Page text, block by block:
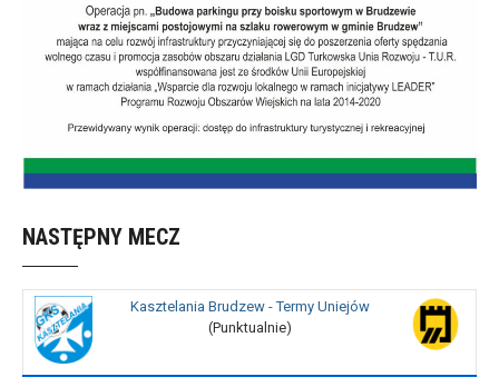
NASTĘPNY MECZ
Kasztelania Brudzew - Termy Uniejów
(Punktualnie)